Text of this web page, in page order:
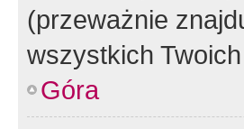
(przeważnie
wszystkich
Góra